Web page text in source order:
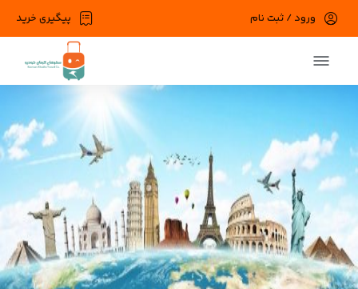
پیگیری خرید ورود / ثبت نام